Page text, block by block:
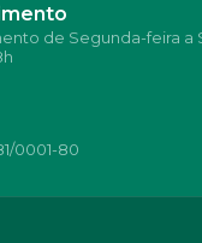
de Segunda-feira a
0001-80